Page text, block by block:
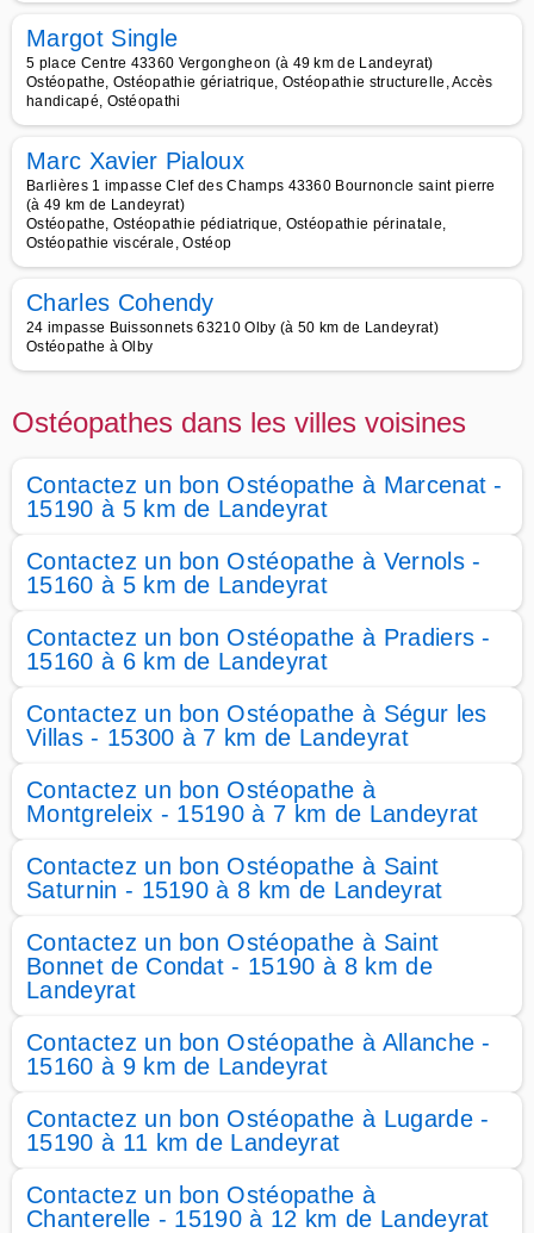
Margot Single
5 place Centre 43360 Vergongheon (à 49 km de Landeyrat)
Ostéopathe, Ostéopathie gériatrique, Ostéopathie structurelle, Accès
handicapé, Ostéopathi
Marc Xavier Pialoux
Barlières 1 impasse Clef des Champs 43360 Bournoncle saint pierre
(à 49 km de Landeyrat)
Ostéopathe, Ostéopathie pédiatrique, Ostéopathie périnatale,
Ostéopathie viscérale, Ostéop
Charles Cohendy
24 impasse Buissonnets 63210 Olby (à 50 km de Landeyrat)
Ostéopathe à Olby
Ostéopathes dans les villes voisines
Contactez un bon Ostéopathe à Marcenat -
15190 à 5 km de Landeyrat
Contactez un bon Ostéopathe à Vernols -
15160 à 5 km de Landeyrat
Contactez un bon Ostéopathe à Pradiers -
15160 à 6 km de Landeyrat
Contactez un bon Ostéopathe à Ségur les
Villas - 15300 à 7 km de Landeyrat
Contactez un bon Ostéopathe à
Montgreleix - 15190 à 7 km de Landeyrat
Contactez un bon Ostéopathe à Saint
Saturnin - 15190 à 8 km de Landeyrat
Contactez un bon Ostéopathe à Saint
Bonnet de Condat - 15190 à 8 km de
Landeyrat
Contactez un bon Ostéopathe à Allanche -
15160 à 9 km de Landeyrat
Contactez un bon Ostéopathe à Lugarde -
15190 à 11 km de Landeyrat
Contactez un bon Ostéopathe à
Chanterelle - 15190 à 12 km de Landeyrat